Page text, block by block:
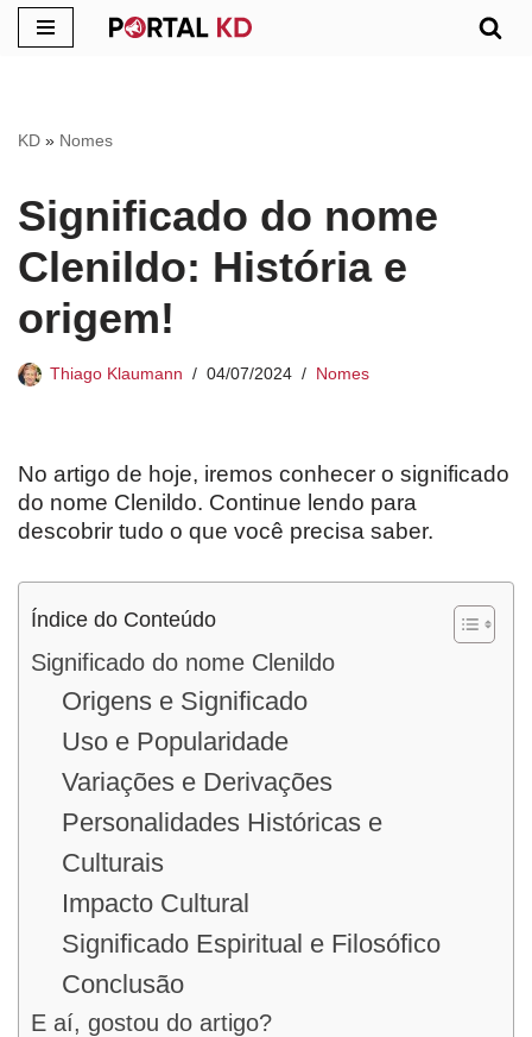
conteúdo
KD » Nomes
Significado do nome
Clenildo: História e
origem!
Thiago Klaumann 04/07/2024 Nomes
No artigo de hoje, iremos conhecer o significado
do nome Clenildo. Continue lendo para
descobrir tudo o que você precisa saber.
Índice do Conteúdo
Significado do nome Clenildo
Origens e Significado
Uso e Popularidade
Variações e Derivações
Personalidades Históricas e
Culturais
Impacto Cultural
Significado Espiritual e Filosófico
Conclusão
E aí, gostou do artigo?